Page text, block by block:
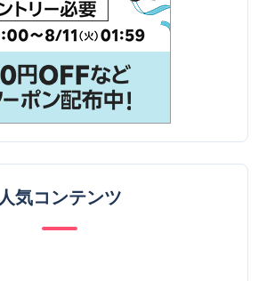
人気コンテンツ